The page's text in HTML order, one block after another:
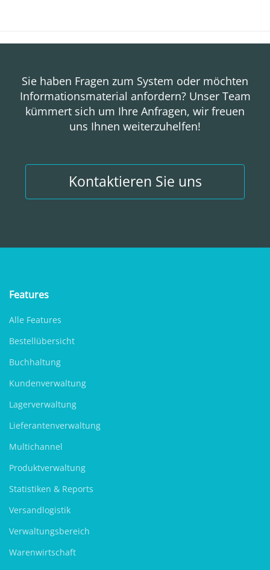
Sie haben Fragen zum System oder möchten
Informationsmaterial anfordern? Unser Team
kümmert sich um Ihre Anfragen, wir freuen
uns Ihnen weiterzuhelfen!
Kontaktieren Sie uns
Features
Alle Features
Bestellübersicht
Buchhaltung
Kundenverwaltung
Lagerverwaltung
Lieferantenverwaltung
Multichannel
Produktverwaltung
Statistiken & Reports
Versandlogistik
Verwaltungsbereich
Warenwirtschaft